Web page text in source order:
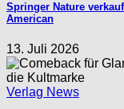
Springer Nature
American
13. Juli 2026
Verlag News